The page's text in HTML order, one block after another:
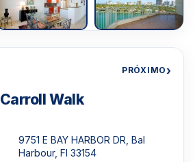
PRÓXIMO›
Carroll Walk
9751 E BAY HARBOR DR, Bal
Harbour, Fl 33154